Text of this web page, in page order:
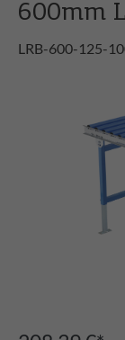
600mm
LRB-600-125-